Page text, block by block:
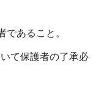
あること。
て保護者の了承必